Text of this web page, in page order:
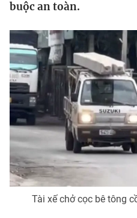
Tin tức
Thế giới đó đây
Câu chuyện quốc tế
Kinh tế
Tài chính
Thị trường
Góc doanh nghiệp
Dữ liệu và đời sống
Truyền hình
Phim VTV
Hậu trường
Nhân vật
Khán giả
Giải trí
Điện ảnh
Âm nhạc
Đời sống
Du lịch
Làm đẹp
Giáo dục
buộc an toàn.
Tài xế chở cọc bê tông